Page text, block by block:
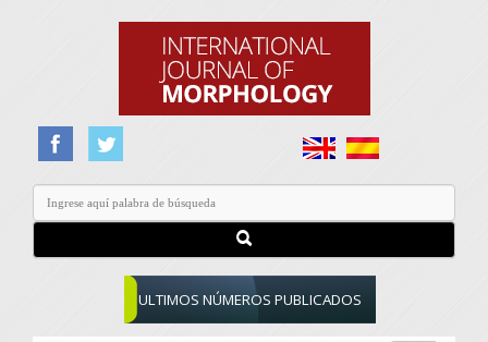
ULTIMOS NÚMEROS PUBLICADOS